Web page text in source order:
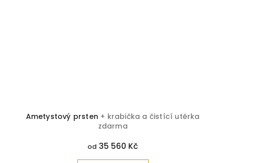
Ametystový prsten + krabička a čistící utěrka
zdarma
od 35 560 Kč